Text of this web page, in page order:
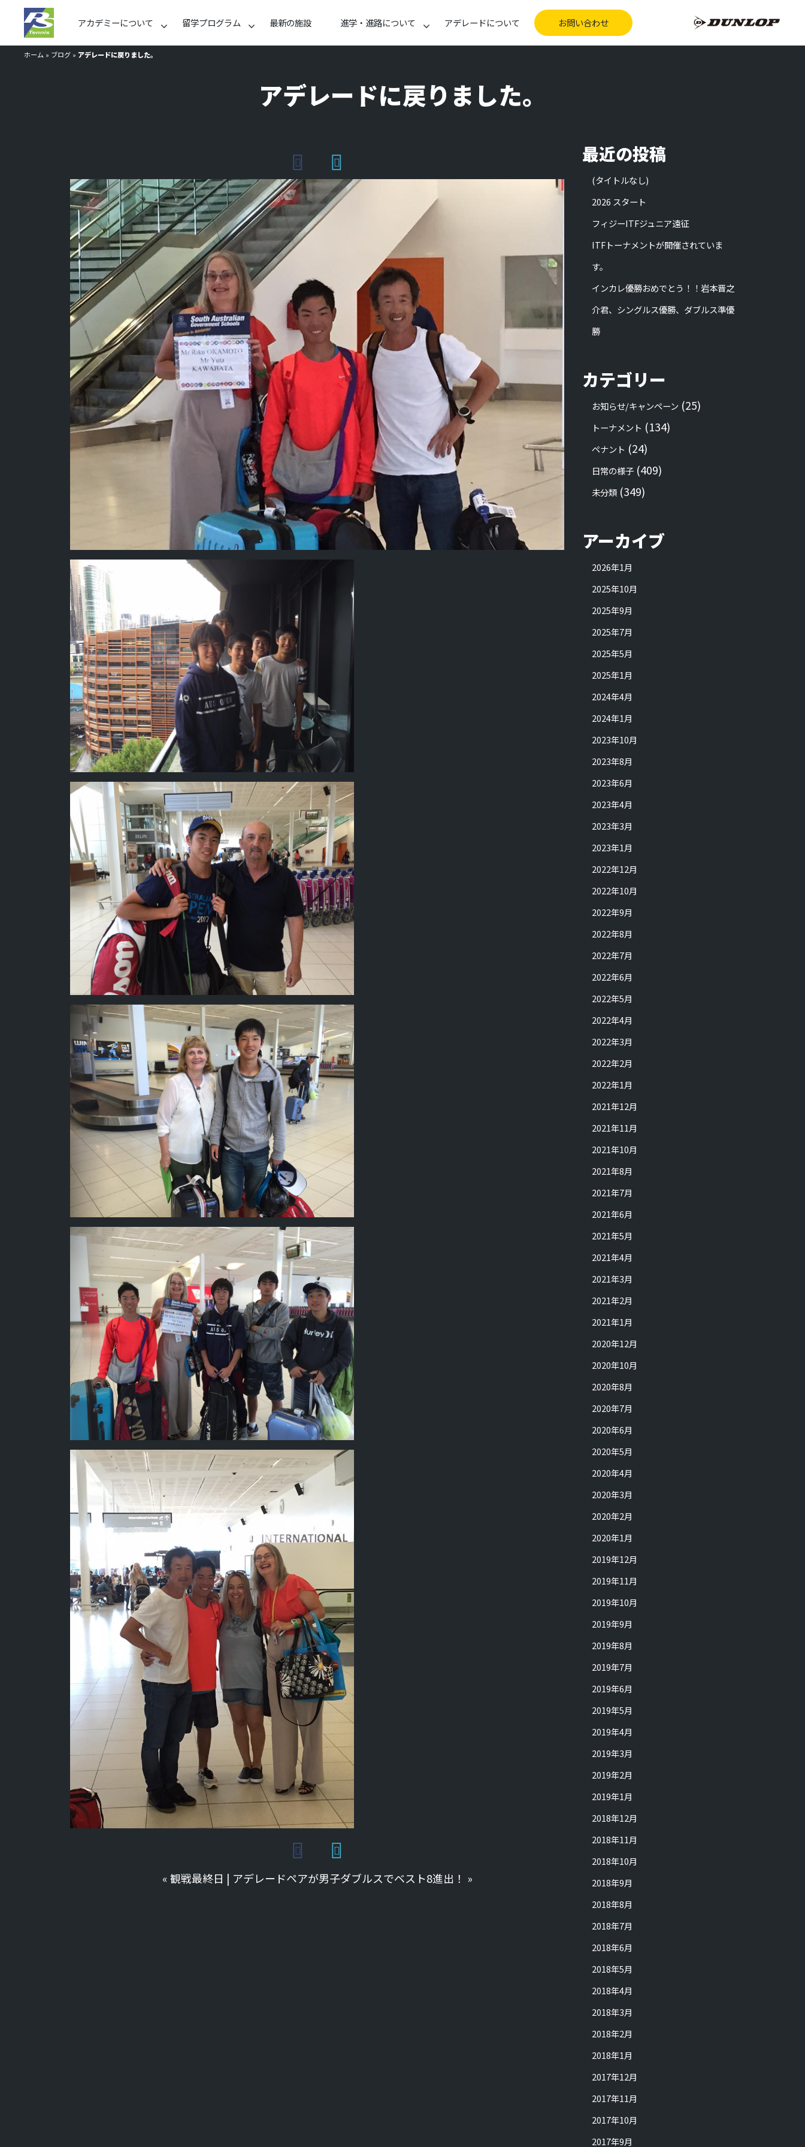
アカデミーについて 留学プログラム 最新の施設 進学・進路について アデレードについて お問い合わせ
ホーム » ブログ » アデレードに戻りました。
アデレードに戻りました。
«観戦最終日 | アデレードペアが男子ダブルスでベスト8進出！ »
最近の投稿
(タイトルなし)
2026 スタート
フィジーITFジュニア遠征
ITFトーナメントが開催されていま
す。
インカレ優勝おめでとう！！岩本晋之
介君、シングルス優勝、ダブルス準優
勝
カテゴリー
お知らせ/キャンペーン (25)
トーナメント (134)
ペナント (24)
日常の様子 (409)
未分類 (349)
アーカイブ
2026年1月
2025年10月
2025年9月
2025年7月
2025年5月
2025年1月
2024年4月
2024年1月
2023年10月
2023年8月
2023年6月
2023年4月
2023年3月
2023年1月
2022年12月
2022年10月
2022年9月
2022年8月
2022年7月
2022年6月
2022年5月
2022年4月
2022年3月
2022年2月
2022年1月
2021年12月
2021年11月
2021年10月
2021年8月
2021年7月
2021年6月
2021年5月
2021年4月
2021年3月
2021年2月
2021年1月
2020年12月
2020年10月
2020年8月
2020年7月
2020年6月
2020年5月
2020年4月
2020年3月
2020年2月
2020年1月
2019年12月
2019年11月
2019年10月
2019年9月
2019年8月
2019年7月
2019年6月
2019年5月
2019年4月
2019年3月
2019年2月
2019年1月
2018年12月
2018年11月
2018年10月
2018年9月
2018年8月
2018年7月
2018年6月
2018年5月
2018年4月
2018年3月
2018年2月
2018年1月
2017年12月
2017年11月
2017年10月
2017年9月